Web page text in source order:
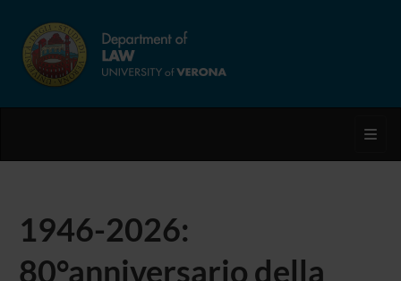
1946-2026:
80°anniversario della